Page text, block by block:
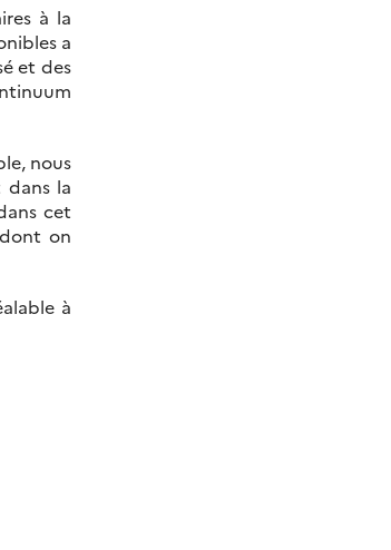
à la
a
et des
nous
dans la
cet
on
à